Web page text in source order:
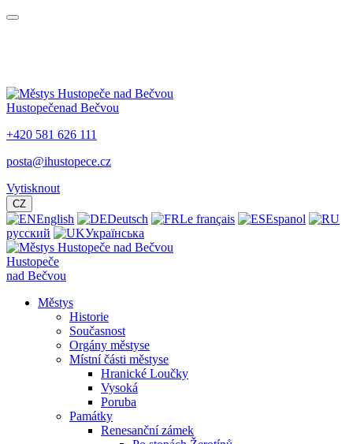
Hustopečenad Bečvou
+420 581 626 111
posta@ihustopece.cz
Vytisknout
CZ
English Deutsch Le français
Espanol
русский
Українська
Hustopeče
nad Bečvou
Městys
Historie
Současnost
Orgány městyse
Místní části městyse
Hranické Loučky
Vysoká
Poruba
Památky
Renesanční zámek